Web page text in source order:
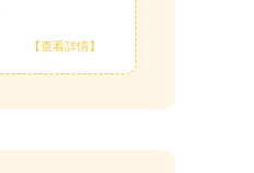
【查看詳情】